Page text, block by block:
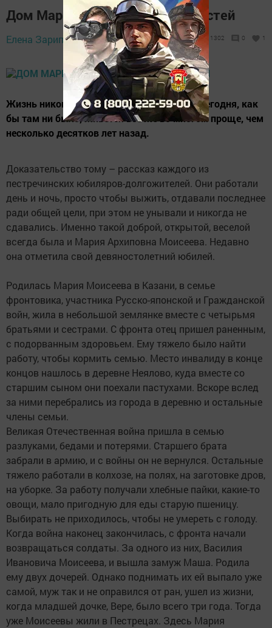
Дом Марии всегда был полон гостей
Елена Зарипова, 8 августа 2018 - 08:22 1302 0 1
Жизнь никогда не бывает безоблачной, и сегодня, как
бы там ни было, живется все же во многом проще, чем
несколько десятков лет назад.
Доказательство тому – рассказ каждого из
пестречинских юбиляров-долгожителей. Они работали
день и ночь, просто чтобы выжить, отдавали последнее
ради общей цели, при этом не унывали и никогда не
сдавались. Именно такой доброй, открытой, веселой
всегда была и Мария Архиповна Моисеева. Недавно
она отметила свой девяностолетний юбилей.
Родилась Мария Моисеева в Казани, в семье
фронтовика, участника Русско-японской и Гражданской
войн, жила в небольшой землянке вместе с четырьмя
братьями и сестрами. С фронта отец пришел раненным,
с подорванным здоровьем. Ему тяжело было найти
работу, чтобы кормить семью. Место инвалиду в конце
концов нашлось в деревне Неялово, куда вместе со
старшим сыном они поехали пастухами. Вскоре вслед
за ними перебрались из города в деревню и остальные
члены семьи.
Великая Отечественная война пришла в семью
разлуками, бедами и потерями. Старшего брата
забрали в армию, и с войны он не вернулся. Остальные
тяжело работали в колхозе, на полях, на заготовке дров,
на уборке. За работу получали хлебные пайки, какие-то
овощи, мало пригодную для еды старую пшеницу.
Выбирать не приходилось, чтобы не умереть с голоду.
Когда война наконец закончилась, с фронта начали
возвращаться солдаты. За одного из них, Василия
Ивановича Моисеева, и вышла замуж Маша. Родила
ему двух дочерей. Однако поднимать их ей выпало уже
самой, муж так и не оправился от ран, ушел из жизни,
когда младшей дочке, Вере, было всего три года. Тогда
уже Моисеевы жили в Пестрецах. Здесь Мария